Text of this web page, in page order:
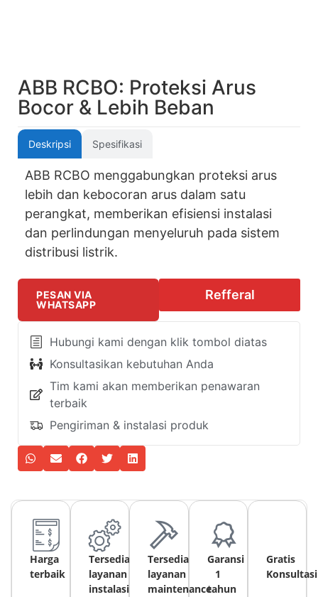
ABB RCBO: Proteksi Arus
Bocor & Lebih Beban
Deskripsi Spesifikasi
ABB RCBO menggabungkan proteksi arus
lebih dan kebocoran arus dalam satu
perangkat, memberikan efisiensi instalasi
dan perlindungan menyeluruh pada sistem
distribusi listrik.
PESAN VIA
WHATSAPP
Refferal
Hubungi kami dengan klik tombol diatas
Konsultasikan kebutuhan Anda
Tim kami akan memberikan penawaran
terbaik
Pengiriman & instalasi produk
Harga
terbaik
Tersedia
layanan
instalasi
Tersedia
layanan
maintenance
Garansi
1
tahun
Gratis
Konsultasi